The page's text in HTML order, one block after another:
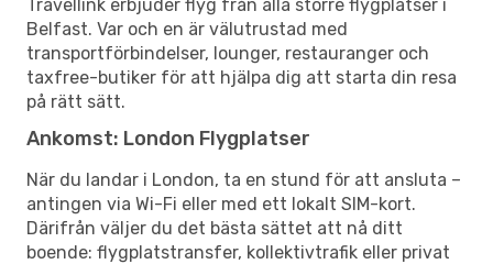
Travellink erbjuder flyg från alla större flygplatser i
Belfast. Var och en är välutrustad med
transportförbindelser, lounger, restauranger och
taxfree-butiker för att hjälpa dig att starta din resa
på rätt sätt.
Ankomst: London Flygplatser
När du landar i London, ta en stund för att ansluta –
antingen via Wi-Fi eller med ett lokalt SIM-kort.
Därifrån väljer du det bästa sättet att nå ditt
boende: flygplatstransfer, kollektivtrafik eller privat